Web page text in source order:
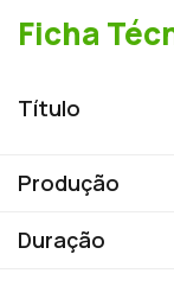
Ficha
Título
Produção
Duração